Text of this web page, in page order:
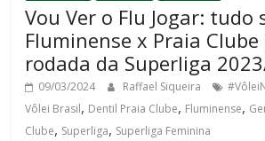
Vou Ver o Flu Jogar: tudo
Fluminense x Praia Clube
rodada da Superliga
09/03/2024 Raffael Siqueira
Vôlei Brasil, Dentil Praia Clube, Fluminense,
Clube, Superliga, Superliga Feminina